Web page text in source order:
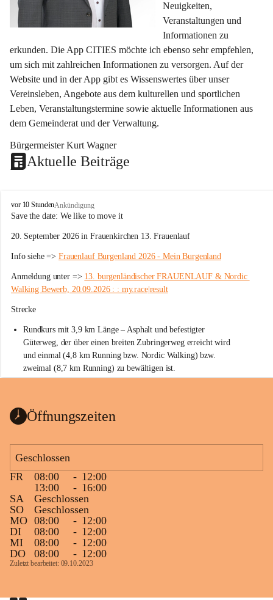
Neuigkeiten,
Veranstaltungen und
Informationen zu
erkunden. Die App CITIES möchte ich ebenso sehr empfehlen,
um sich mit zahlreichen Informationen zu versorgen. Auf der
Website und in der App gibt es Wissenswertes über unser
Vereinsleben, Angebote aus dem kulturellen und sportlichen
Leben, Veranstaltungstermine sowie aktuelle Informationen aus
dem Gemeinderat und der Verwaltung.
Bürgermeister Kurt Wagner
Aktuelle Beiträge
W
ö
t
r
b
e
r
g
vor 10 StundenAnkündigung
Save the date: We like to move it
20. September 2026 in Frauenkirchen 13. Frauenlauf
Info siehe => Frauenlauf Burgenland 2026 - Mein Burgenland
Anmeldung unter => 13. burgenländischer FRAUENLAUF & Nordic
Walking Bewerb, 20.09.2026 : : my.race|result
Strecke
Rundkurs mit 3,9 km Länge – Asphalt und befestigter
Güterweg, der über einen breiten Zubringerweg erreicht wird
und einmal (4,8 km Running bzw. Nordic Walking) bzw.
zweimal (8,7 km Running) zu bewältigen ist.
Parkplatz auf der Rückseite der St. Martins Therme & Lodge
Zielgelände mit Verpflegungstruck
Ablauf
Samstag, 19.9.
13 bis 15 Uhr Startnummernausgabe, im Seminarraum der St.
Martins Therme & Lodge Frauenkirchen (vom Parkplatz hinter
der Therme zugänglich)
Sonntag, 20.9.
Öffnungszeiten
Geschlossen
FR
08:00 - 12:00
13:00
- 16:00
SA
Geschlossen
SO
Geschlossen
MO 08:00 - 12:00
DI
08:00 - 12:00
MI
08:00 - 12:00
DO
08:00 - 12:00
Zuletzt bearbeitet: 09.10.2023